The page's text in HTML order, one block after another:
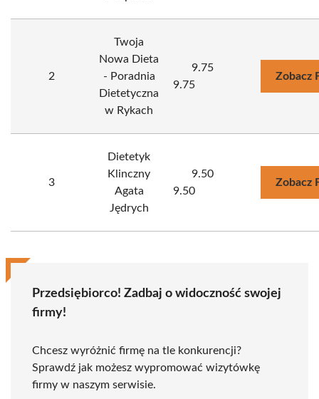
2
Twoja
Nowa Dieta
- Poradnia
Dietetyczna
w Rykach
9.75
9.75
Zobacz
3
Dietetyk
Klinczny
Agata
Jędrych
9.50
9.50
Zobacz
Przedsiębiorco! Zadbaj o widoczność swojej
firmy!
Chcesz wyróżnić firmę na tle konkurencji?
Sprawdź jak możesz wypromować wizytówkę
firmy w naszym serwisie.